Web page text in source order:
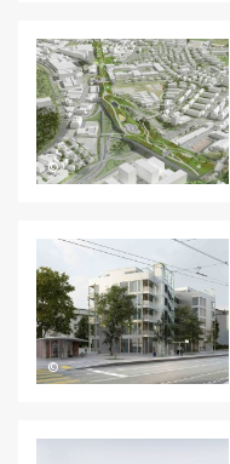
©
©